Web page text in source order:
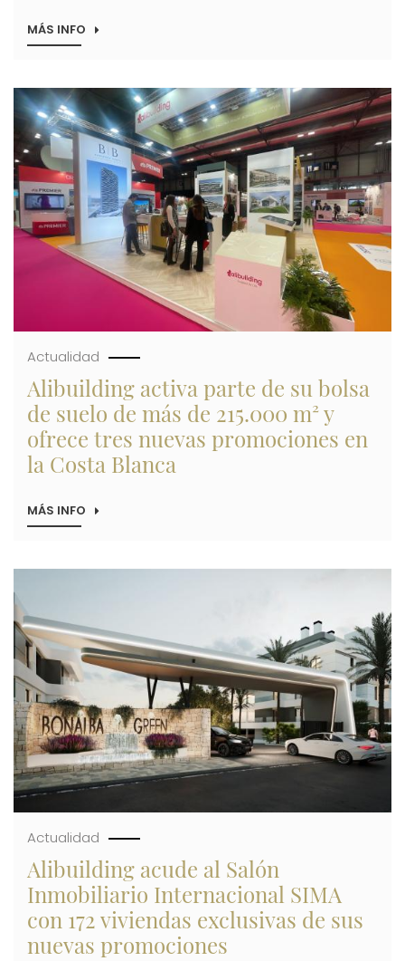
MÁS INFO SOBRE
VENTA
VELÁZQUEZ
23,
PRIMER
PROYECTO
EN
MADRID
DE
LA
PROMOTORA
ALICANTINA
Imagen
Actualidad
Alibuilding activa parte de su bolsa
de suelo de más de 215.000 m² y
ofrece tres nuevas promociones en
la Costa Blanca
MÁS INFO SOBRE
DE
SUELO
DE
MÁS
DE
215.000
Y
OFRECE
TRES
NUEVAS
PROMOCIONES
EN
COSTA
BLANCA
Actualidad
Alibuilding acude al Salón
Inmobiliario Internacional SIMA
con 172 viviendas exclusivas de sus
nuevas promociones